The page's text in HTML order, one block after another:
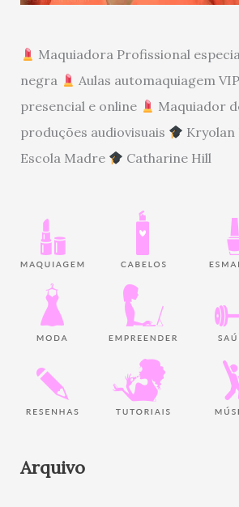
Maquiadora Profissional
negra
Aulas automaquiagem
presencial e online
Maquiador
produções audiovisuais
Kryolan
Escola Madre
Catharine Hill
Arquivo